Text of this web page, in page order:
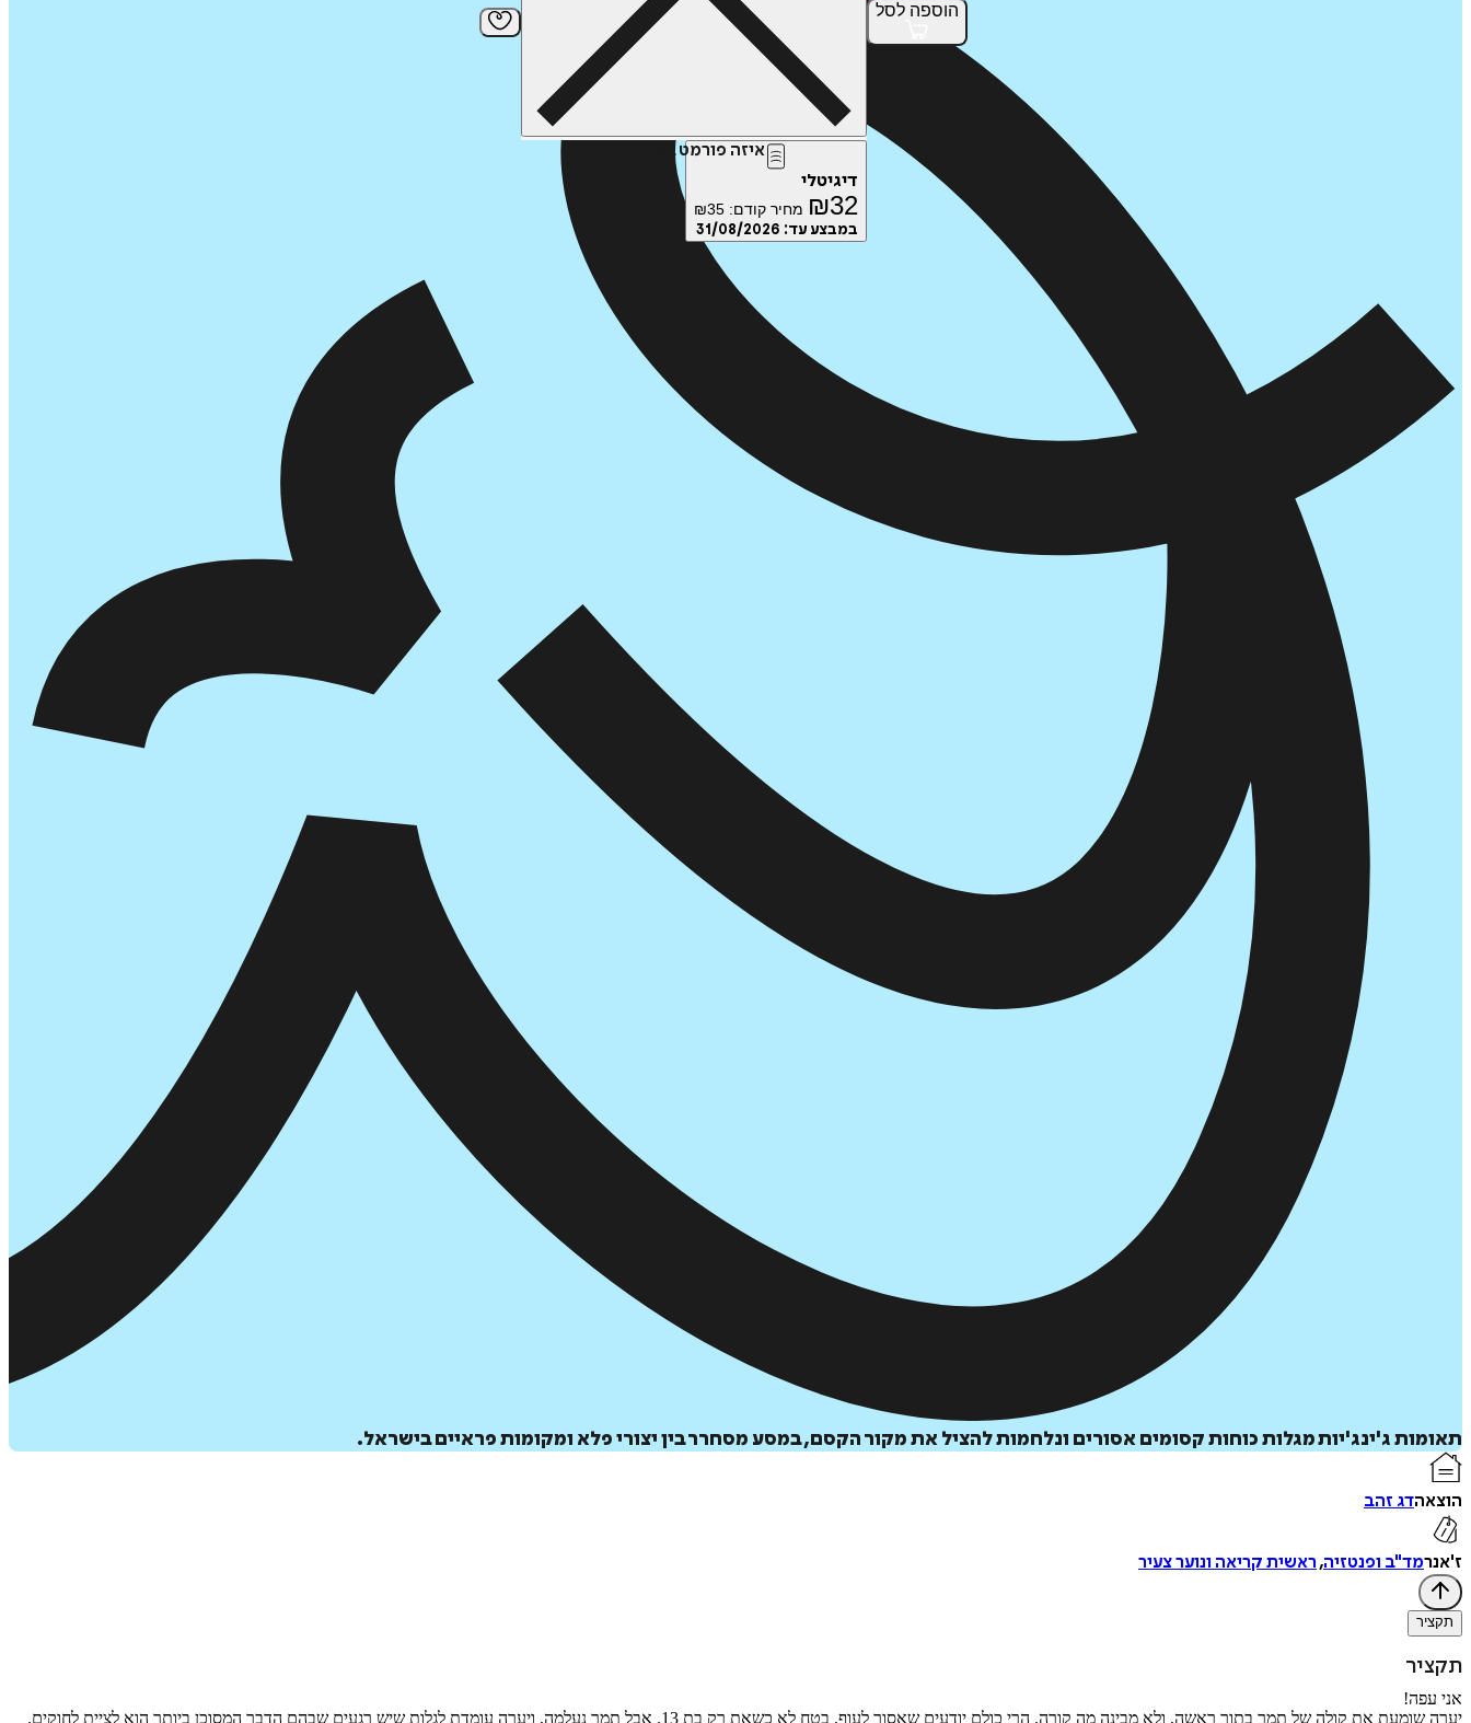
הוספה לסל
איזה פורמט בא לך?
דיגיטלי
₪32 מחיר קודם: ₪35
במבצע עד: 31/08/2026
תאומות ג'ינג'יות מגלות כוחות קסומים אסורים ונלחמות להציל את מקור הקסם, במסע מסחרר בין יצורי פלא ומקומות פראיים בישראל.
הוצאהדג זהב
ז'אנרמד"ב ופנטזיה,ראשית קריאה ונוער צעיר
תקציר
תקציר
אני עפה!
יערה שומעת את קולה של תמר בתוך ראשה, ולא מבינה מה קורה. הרי כולם יודעים שאסור לעוף, בטח לא כשאת רק בת 13. אבל תמר נעלמה, ויערה עומדת לגלות שיש רגעים שבהם הדבר המסוכן ביותר הוא לציית לחוקים.